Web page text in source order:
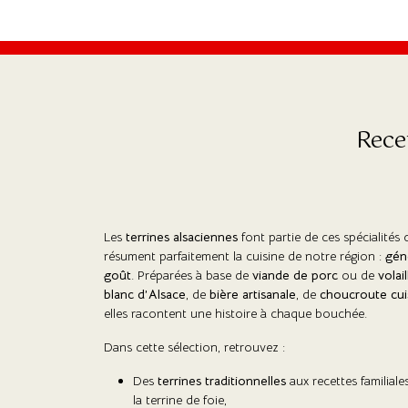
Les terrines alsaciennes font partie de ces spécialités
résument parfaitement la cuisine de notre région :
goût. Préparées à base de viande de porc ou de
blanc d’Alsace, de bière artisanale, de choucroute
elles racontent une histoire à chaque bouchée.
Dans cette sélection, retrouvez :
Des terrines traditionnelles aux recettes
la terrine de foie,